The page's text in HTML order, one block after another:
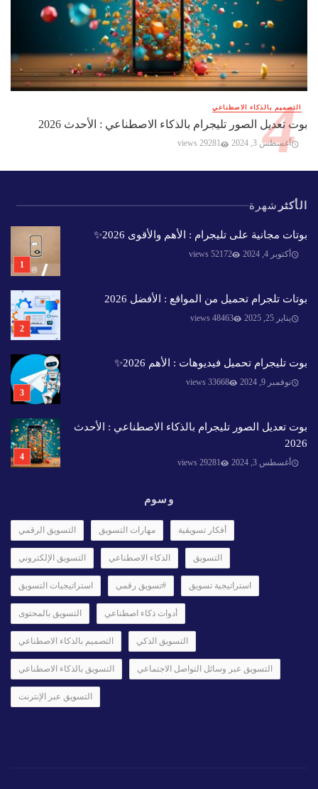
التصميم بالذكاء الاصطناعي
بوت تعديل الصور تليجرام بالذكاء الاصطناعي : الأحدث 2026
أغسطس 3, 2024 29281 views
الأكثر شهرة
بوتات مجانية على تليجرام : الأهم والأقوى 2026✨️
أكتوبر 4, 2024 52172 views
بوتات تلجرام تحميل من المواقع : الأفضل 2026
يناير 25, 2025 48463 views
بوت تليجرام تحميل فيديوهات : الأهم 2026✨️
نوفمبر 9, 2024 33668 views
بوت تعديل الصور تليجرام بالذكاء الاصطناعي : الأحدث
2026
أغسطس 3, 2024 29281 views
وسوم
التسويق الرقمي مهارات التسويق أفكار تسويقية
التسويق الإلكتروني الذكاء الاصطناعي التسويق
استراتيجيات التسويق #تسويق رقمي استراتيجية تسويق
التسويق بالمحتوى أدوات ذكاء اصطناعي
التصميم بالذكاء الاصطناعي التسويق الذكي
التسويق بالذكاء الاصطناعي التسويق عبر وسائل التواصل الاجتماعي
التسويق عبر الإنترنت